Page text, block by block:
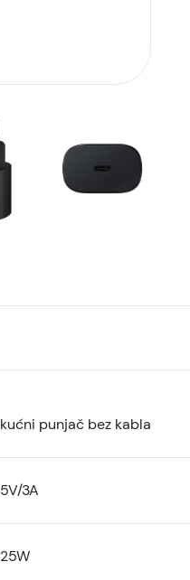
kućni punjač bez kabla
5V/3A
25W